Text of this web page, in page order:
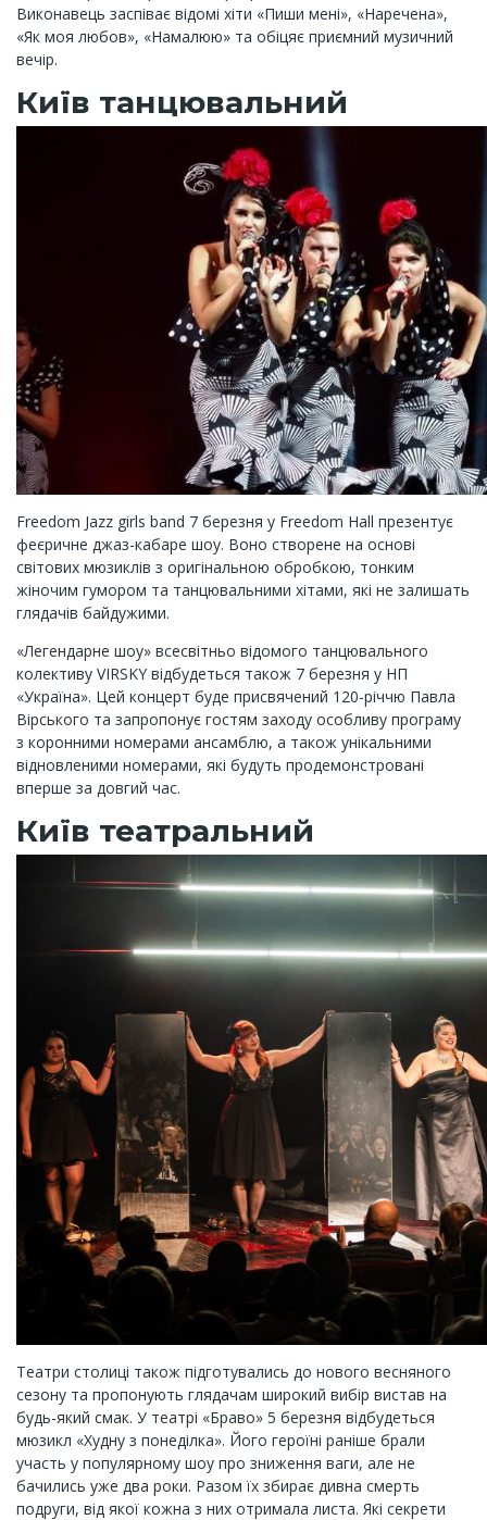
Виконавець заспіває відомі хіти «Пиши мені», «Наречена»,
«Як моя любов», «Намалюю» та обіцяє приємний музичний
вечір.
Київ танцювальний
Freedom Jazz girls band 7 березня у Freedom Hall презентує
феєричне джаз-кабаре шоу. Воно створене на основі
світових мюзиклів з оригінальною обробкою, тонким
жіночим гумором та танцювальними хітами, які не залишать
глядачів байдужими.
«Легендарне шоу» всесвітньо відомого танцювального
колективу VIRSKY відбудеться також 7 березня у НП
«Україна». Цей концерт буде присвячений 120-річчю Павла
Вірського та запропонує гостям заходу особливу програму
з коронними номерами ансамблю, а також унікальними
відновленими номерами, які будуть продемонстровані
вперше за довгий час.
Київ театральний
Театри столиці також підготувались до нового весняного
сезону та пропонують глядачам широкий вибір вистав на
будь-який смак. У театрі «Браво» 5 березня відбудеться
мюзикл «Худну з понеділка». Його героїні раніше брали
участь у популярному шоу про зниження ваги, але не
бачились уже два роки. Разом їх збирає дивна смерть
подруги, від якої кожна з них отримала листа. Які секрети